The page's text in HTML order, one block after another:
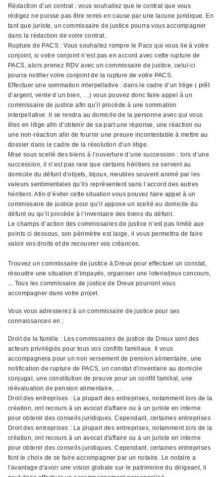
Rédaction d’un contrat : vous souhaitez que le contrat que vous
rédigez ne puisse pas être remis en cause par une lacune juridique. En
tant que juriste, un commissaire de justice pourra vous accompagner
dans la rédaction de votre contrat.
Rupture de PACS : Vous souhaitez rompre le Pacs qui vous lie à votre
conjoint, si votre conjoint n’est pas en accord avec cette rupture de
PACS, alors prenez RDV avec un commissaire de justice, celui-ci
pourra notifier votre conjoint de la rupture de votre PACS.
Effectuer une sommation interpellative : dans le cadre d’un litige ( prêt
d’argent, vente d’un bien, …) vous pouvez donc faire appel à un
commissaire de justice afin qu’il procède à une sommation
interpellative. Il se rendra au domicile de la personne avec qui vous
êtes en litige afin d’obtenir de sa part une réponse, une réaction ou
une non-réaction afin de fournir une preuve incontestable à mettre au
dossier dans le cadre de la résolution d’un litige.
Mise sous scellé des biens à l’ouverture d’une succession : lors d’une
succession, il n’est pas rare que certains héritiers se servent au
domicile du défunt d’objets, bijoux, meubles souvent animé par les
valeurs sentimentales qu’ils représentent sans l’accord des autres
héritiers. Afin d’éviter cette situation vous pouvez faire appel à un
commissaire de justice pour qu’il appose un scellé au domicile du
défunt ou qu’il procède à l’inventaire des biens du défunt.
Le champs d’action des commissaires de justice n’est pas limité aux
points ci dessous, son périmètre est large, il vous permettra de faire
valoir vos droits et de recouvrer vos créances.
Trouvez un commissaire de justice à Dreux pour effectuer un constat,
résoudre une situation d’impayés, organiser une loterie/jeux concours,
... Tous les commissaire de justice de Dreux pourront vous
accompagner dans votre projet.
Vous vous adresserez à un commissaire de justice pour ses
connaissances en ;
Droit de la famille : Les commissaires de justice de Dreux sont des
acteurs privilégiés pour tous vos conflits familiaux. Il vous
accompagnera pour un non versement de pension alimentaire, une
notification de rupture de PACS, un constat d’inventaire au domicile
conjugal, une constitution de preuve pour un conflit familial, une
réévaluation de pension alimentaire, …
Droit des entreprises : La plupart des entreprises, notamment lors de la
création, ont recours à un avocat d'affaire ou à un juriste en interne
pour obtenir des conseils juridiques. Cependant, certaines entreprises
Droit des entreprises : La plupart des entreprises, notamment lors de la
création, ont recours à un avocat d'affaire ou à un juriste en interne
pour obtenir des conseils juridiques. Cependant, certaines entreprises
font le choix de se faire accompagner par un notaire. Le notaire a
l'avantage d'avoir une vision globale sur le patrimoine du dirigeant, il